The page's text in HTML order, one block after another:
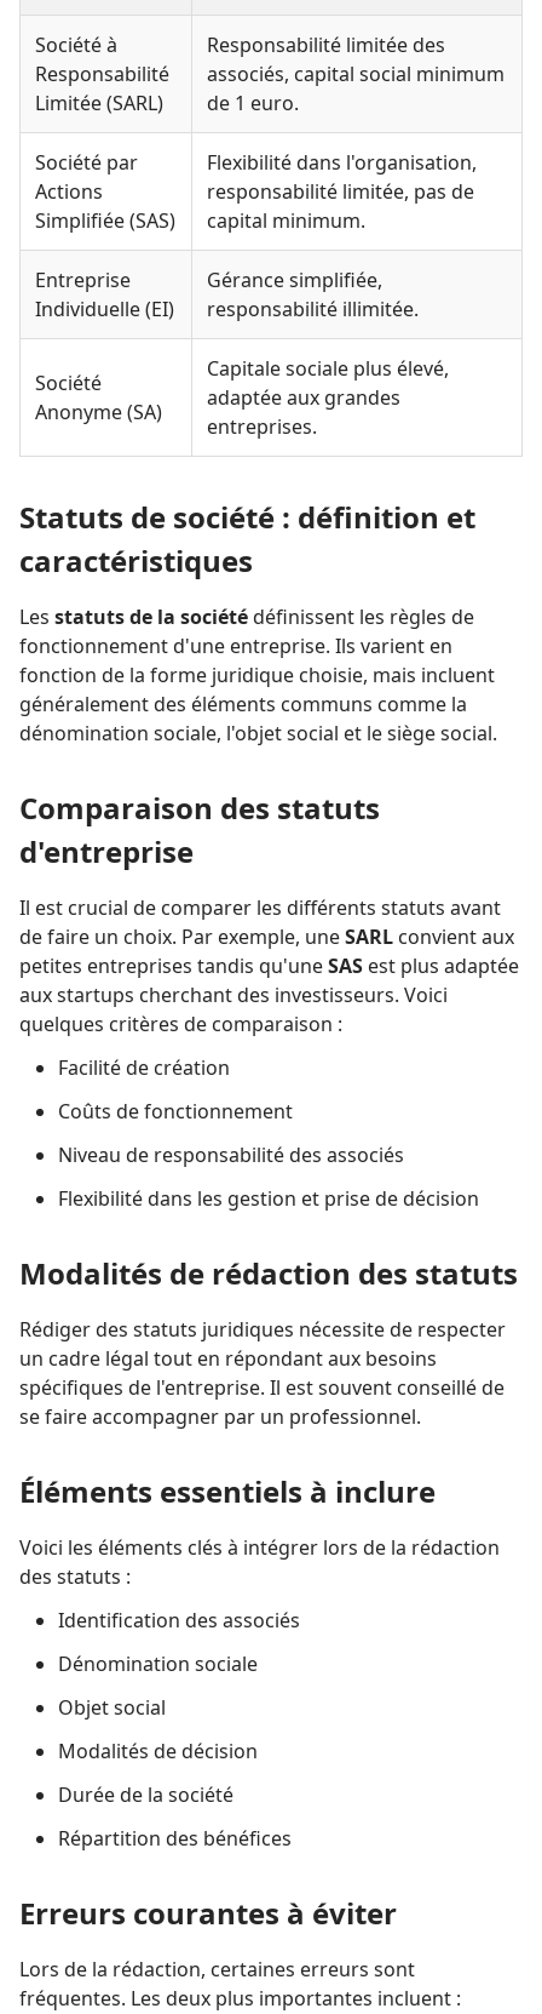
Société à
Responsabilité
Limitée (SARL)
Responsabilité limitée des
associés, capital social minimum
de 1 euro.
Société par
Actions
Simplifiée (SAS)
Flexibilité dans l'organisation,
responsabilité limitée, pas de
capital minimum.
Entreprise
Individuelle (EI)
Gérance simplifiée,
responsabilité illimitée.
Société
Anonyme (SA)
Capitale sociale plus élevé,
adaptée aux grandes
entreprises.
Statuts de société : définition et
caractéristiques
Les statuts de la sociétédéfinissent les règles de
fonctionnement d'une entreprise. Ils varient en
fonction de la forme juridique choisie, mais incluent
généralement des éléments communs comme la
dénomination sociale, l'objet social et le siège social.
Comparaison des statuts
d'entreprise
Il est crucial de comparer les différents statuts avant
de faire un choix. Par exemple, uneSARL convient aux
petites entreprises tandis qu'uneSAS est plus adaptée
aux startups cherchant des investisseurs. Voici
quelques critères de comparaison :
Facilité de création
Coûts de fonctionnement
Niveau de responsabilité des associés
Flexibilité dans les gestion et prise de décision
Modalités de rédaction des statuts
Rédiger des statuts juridiques nécessite de respecter
un cadre légal tout en répondant aux besoins
spécifiques de l'entreprise. Il est souvent conseillé de
se faire accompagner par un professionnel.
Éléments essentiels à inclure
Voici les éléments clés à intégrer lors de la rédaction
des statuts :
Identification des associés
Dénomination sociale
Objet social
Modalités de décision
Durée de la société
Répartition des bénéfices
Erreurs courantes à éviter
Lors de la rédaction, certaines erreurs sont
fréquentes. Les deux plus importantes incluent :